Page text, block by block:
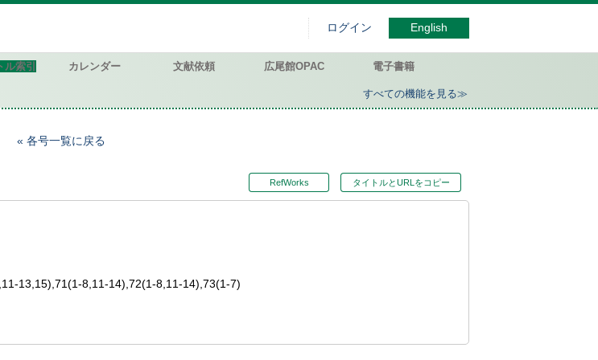
ログイン English
索引 カレンダー 文献依頼 広尾館OPAC 電子書籍
すべての機能を見る≫
各号一覧に戻る
RefWorks タイトルとURLをコピー
13,15),71(1-8,11-14),72(1-8,11-14),73(1-7)